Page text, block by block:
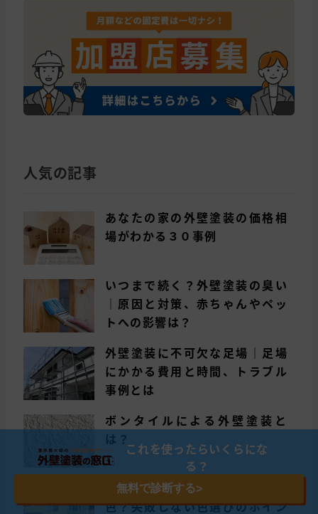
人気の記事
あなたの家の外壁塗装の価格相
場がわかる３０事例
いつまで続く？外壁塗装の臭い
｜原因と対策、赤ちゃんやペッ
トへの影響は？
外壁塗装に不可欠な足場｜足場
にかかる費用と時間、トラブル
事例とは
ボンタイルによる外壁塗装と
は？
外壁塗装の色選び｜1番人気は何
色？失敗しない色選びのポイン
これを使ったらいくらにな
る？
無料で診断する>